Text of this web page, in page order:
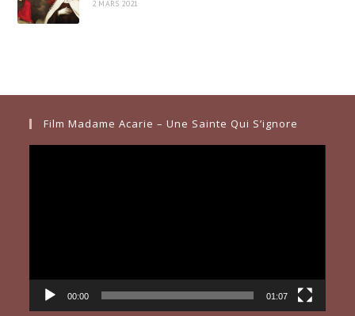
2 MARS 2021
Film Madame Acarie – Une Sainte Qui S’ignore
00:00 01:07